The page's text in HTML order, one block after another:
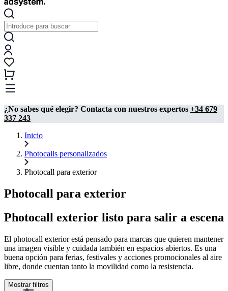
¿No sabes qué elegir? Contacta con nuestros expertos +34 679
337 243
Inicio
Photocalls personalizados
Photocall para exterior
Photocall para exterior
Photocall exterior listo para salir a escena
El photocall exterior está pensado para marcas que quieren mantener
una imagen visible y cuidada también en espacios abiertos. Es una
buena opción para ferias, festivales y acciones promocionales al aire
libre, donde cuentan tanto la movilidad como la resistencia.
Mostrar filtros